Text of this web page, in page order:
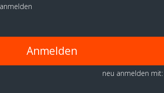
Anmelden
neu anmelden mit: